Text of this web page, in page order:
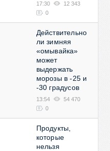
17:30
12 343
0
Действительно
ли зимняя
«омывайка»
может
выдержать
морозы в -25 и
-30 градусов
13:54
54 470
0
Продукты,
которые
нельзя